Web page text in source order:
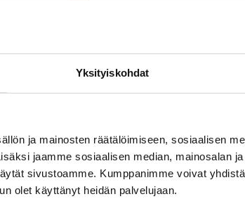
Yksityiskohdat
ja mainosten räätälöimiseen, sosiaalisen
jaamme sosiaalisen median, mainosalan
sivustoamme. Kumppanimme voivat
olet käyttänyt heidän palvelujaan.